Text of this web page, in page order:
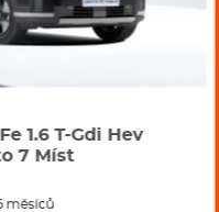
T-Gdi Hev